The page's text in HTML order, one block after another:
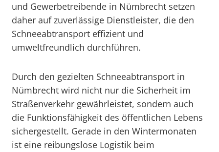
und Gewerbetreibende in Nümbrecht setzen
daher auf zuverlässige Dienstleister, die den
Schneeabtransport effizient und
umweltfreundlich durchführen.
Durch den gezielten Schneeabtransport in
Nümbrecht wird nicht nur die Sicherheit im
Straßenverkehr gewährleistet, sondern auch
die Funktionsfähigkeit des öffentlichen Lebens
sichergestellt. Gerade in den Wintermonaten
ist eine reibungslose Logistik beim